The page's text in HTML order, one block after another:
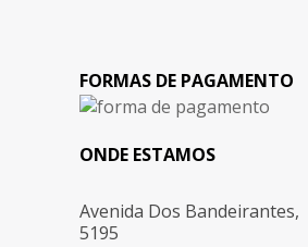
FORMAS DE PAGAMENTO
ONDE ESTAMOS
Avenida Dos Bandeirantes,
5195